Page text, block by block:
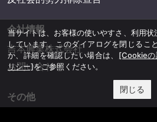
会社情報
吉本興業株式会社
お問い合わせ
その他
当サイトは、お客様の使いやすさ、利用
しています。このダイアログを閉じるこ
か、詳細を確認したい場合は、 [Cookieの
リシー]をご参照ください。
閉じる